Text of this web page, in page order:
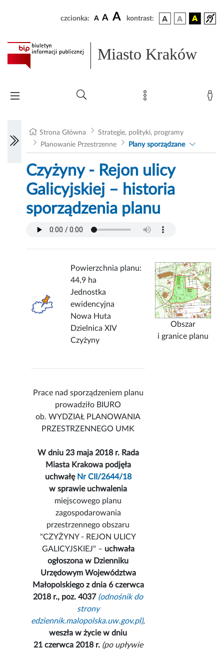
czcionka: A A A kontrast:
Miasto Kraków
Strona Główna
Strategie, polityki, programy
Planowanie Przestrzenne
Plany sporządzane
Czyżyny - Rejon ulicy
Galicyjskiej – historia
sporządzenia planu
Powierzchnia planu:
44,9 ha
Jednostka
ewidencyjna
Nowa Huta
Dzielnica XIV
Czyżyny
Prace nad sporządzeniem planu
prowadziło BIURO
ob. WYDZIAŁ PLANOWANIA
PRZESTRZENNEGO UMK
W dniu 23 maja 2018 r. Rada
Miasta Krakowa podjęła
uchwałę Nr CII/2644/18
w sprawie uchwalenia
miejscowego planu
zagospodarowania
przestrzennego obszaru
"CZYŻYNY - REJON ULICY
GALICYJSKIEJ" – uchwała
ogłoszona w Dzienniku
Urzędowym Województwa
Małopolskiego z dnia 6 czerwca
2018 r., poz. 4037 (odnośnik do
strony
edziennik.malopolska.uw.gov.pl),
weszła w życie w dniu
21 czerwca 2018 r. (po upływie
Obszar
i granice planu